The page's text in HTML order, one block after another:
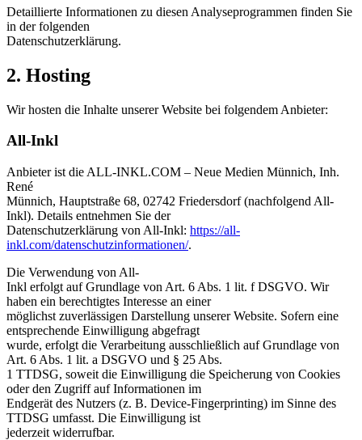
Detaillierte Informationen zu diesen Analyseprogrammen finden Sie
in der folgenden
Datenschutzerklärung.
2. Hosting
Wir hosten die Inhalte unserer Website bei folgendem Anbieter:
All-Inkl
Anbieter ist die ALL-INKL.COM – Neue Medien Münnich, Inh.
René
Münnich, Hauptstraße 68, 02742 Friedersdorf (nachfolgend All-
Inkl). Details entnehmen Sie der
Datenschutzerklärung von All-Inkl: https://all-
inkl.com/datenschutzinformationen/.
Die Verwendung von All-
Inkl erfolgt auf Grundlage von Art. 6 Abs. 1 lit. f DSGVO. Wir
haben ein berechtigtes Interesse an einer
möglichst zuverlässigen Darstellung unserer Website. Sofern eine
entsprechende Einwilligung abgefragt
wurde, erfolgt die Verarbeitung ausschließlich auf Grundlage von
Art. 6 Abs. 1 lit. a DSGVO und § 25 Abs.
1 TTDSG, soweit die Einwilligung die Speicherung von Cookies
oder den Zugriff auf Informationen im
Endgerät des Nutzers (z. B. Device-Fingerprinting) im Sinne des
TTDSG umfasst. Die Einwilligung ist
jederzeit widerrufbar.